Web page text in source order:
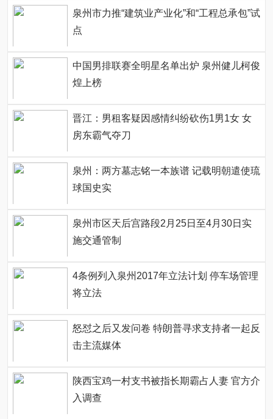
泉州市力推“建筑业产业化”和“工程总承包”试
点
中国男排联赛全明星名单出炉 泉州健儿柯俊
煌上榜
晋江：男租客疑因感情纠纷砍伤1男1女 女
房东霸气夺刀
泉州：两方墓志铭一本族谱 记载明朝遣使琉
球国史实
泉州市区天后宫路段2月25日至4月30日实
施交通管制
4条例列入泉州2017年立法计划 停车场管理
将立法
怒怼之后又发问卷 特朗普寻求支持者一起反
击主流媒体
陕西宝鸡一村支书被指长期霸占人妻 官方介
入调查